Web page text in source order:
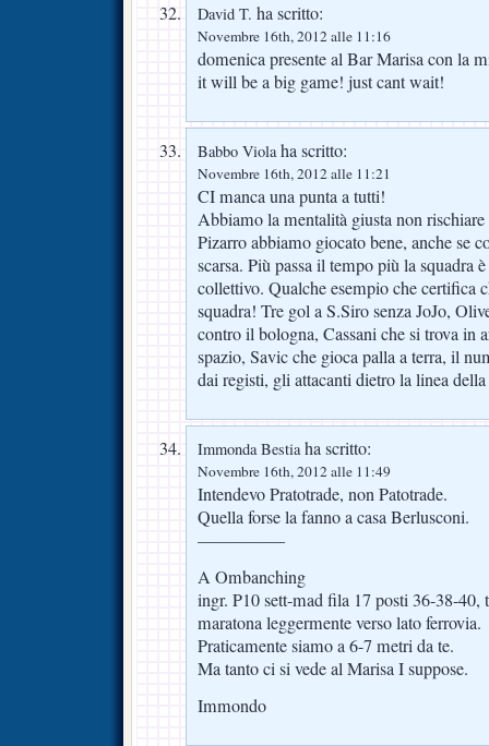
David T. ha scritto:
Novembre 16th, 2012 alle 11:16
domenica presente al Bar Marisa con la
it will be a big game! just cant wait!
Babbo Violaha scritto:
Novembre 16th, 2012 alle 11:21
CI manca una punta a tutti!
Abbiamo la mentalità giusta non rischiare
Pizarro abbiamo giocato bene, anche se
scarsa. Più passa il tempo più la squadra
collettivo. Qualche esempio che certifica
squadra! Tre gol a S.Siro senza JoJo,
contro il bologna, Cassani che si trova in
spazio, Savic che gioca palla a terra, il
dai registi, gli attacanti dietro la linea
Immonda Bestiaha scritto:
Novembre 16th, 2012 alle 11:49
Intendevo Pratotrade, non Patotrade.
Quella forse la fanno a casa Berlusconi.
—————
A Ombanching
ingr. P10 sett-mad fila 17 posti 36-38-40,
maratona leggermente verso lato ferrovia.
Praticamente siamo a 6-7 metri da te.
Ma tanto ci si vede al Marisa I suppose.
Immondo